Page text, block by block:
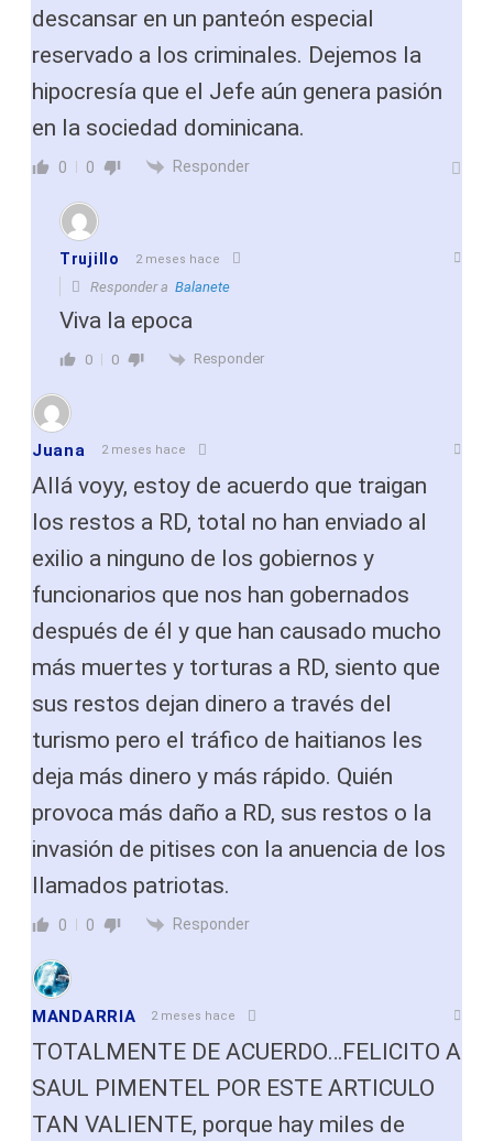
descansar en un panteón especial
reservado a los criminales. Dejemos la
hipocresía que el Jefe aún genera pasión
en la sociedad dominicana.
0 0 Responder
Trujillo 2 meses hace
Responder a Balanete
Viva la epoca
0 0 Responder
Juana 2 meses hace
Allá voyy, estoy de acuerdo que traigan
los restos a RD, total no han enviado al
exilio a ninguno de los gobiernos y
funcionarios que nos han gobernados
después de él y que han causado mucho
más muertes y torturas a RD, siento que
sus restos dejan dinero a través del
turismo pero el tráfico de haitianos les
deja más dinero y más rápido. Quién
provoca más daño a RD, sus restos o la
invasión de pitises con la anuencia de los
llamados patriotas.
0 0 Responder
MANDARRIA 2 meses hace
TOTALMENTE DE ACUERDO…FELICITO A
SAUL PIMENTEL POR ESTE ARTICULO
TAN VALIENTE, porque hay miles de